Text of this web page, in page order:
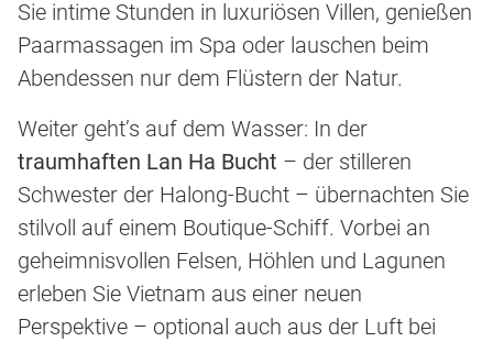
Sie intime Stunden in luxuriösen Villen, genießen
Paarmassagen im Spa oder lauschen beim
Abendessen nur dem Flüstern der Natur.
Weiter geht’s auf dem Wasser: In der
traumhaften Lan Ha Bucht – der stilleren
Schwester der Halong-Bucht – übernachten Sie
stilvoll auf einem Boutique-Schiff. Vorbei an
geheimnisvollen Felsen, Höhlen und Lagunen
erleben Sie Vietnam aus einer neuen
Perspektive – optional auch aus der Luft bei